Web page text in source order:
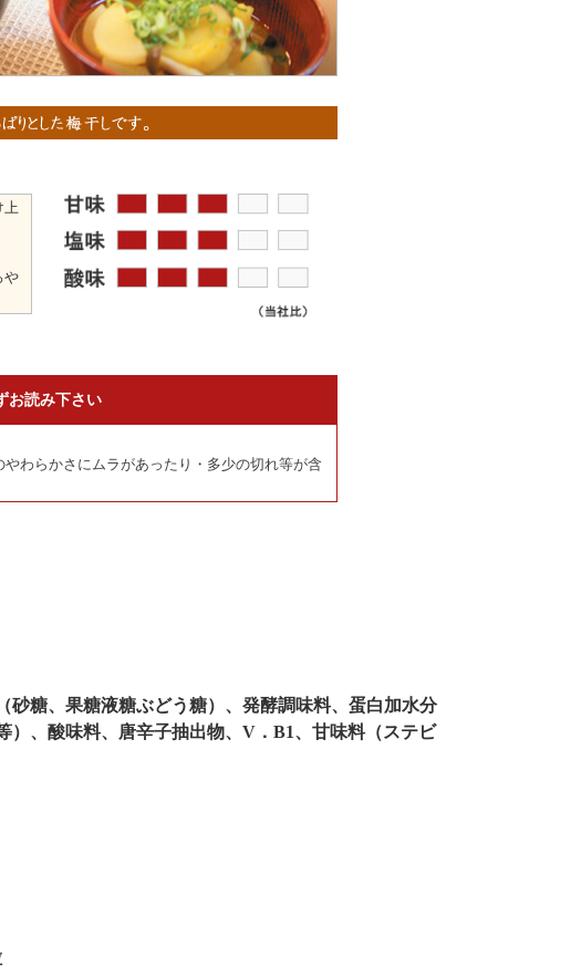
上
や
お読み下さい
わらかさにムラがあったり・多少の切れ等が含
砂糖、果糖液糖ぶどう糖）、発酵調味料、蛋白加水分
）、酸味料、唐辛子抽出物、V．B1、甘味料（ステビ